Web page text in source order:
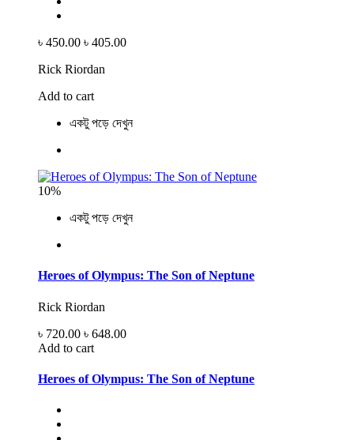
৳ 450.00 ৳ 405.00
Rick Riordan
Add to cart
একটু পড়ে দেখুন
10%
একটু পড়ে দেখুন
Heroes of Olympus: The Son of Neptune
Rick Riordan
৳ 720.00 ৳ 648.00
Add to cart
Heroes of Olympus: The Son of Neptune